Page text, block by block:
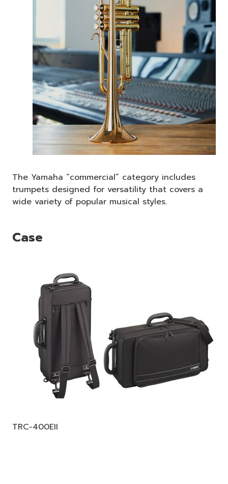
The Yamaha “commercial” category includes
trumpets designed for versatility that covers a
wide variety of popular musical styles.
Case
TRC-400EII